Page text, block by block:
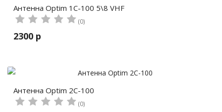
Антенна Optim 1C-100 5\8 VHF
(0)
2300 р
Антенна Optim 2C-100
(0)